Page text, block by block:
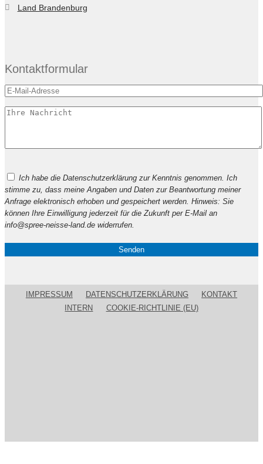
Land Brandenburg
Kontaktformular
lasse
Feld
leer.
Ich habe die Datenschutzerklärung zur Kenntnis genommen. Ich
stimme zu, dass meine Angaben und Daten zur Beantwortung meiner
Anfrage elektronisch erhoben und gespeichert werden. Hinweis: Sie
können Ihre Einwilligung jederzeit für die Zukunft per E-Mail an
info@spree-neisse-land.de widerrufen.
IMPRESSUM DATENSCHUTZERKLÄRUNG
KONTAKT
INTERN
COOKIE-RICHTLINIE (EU)